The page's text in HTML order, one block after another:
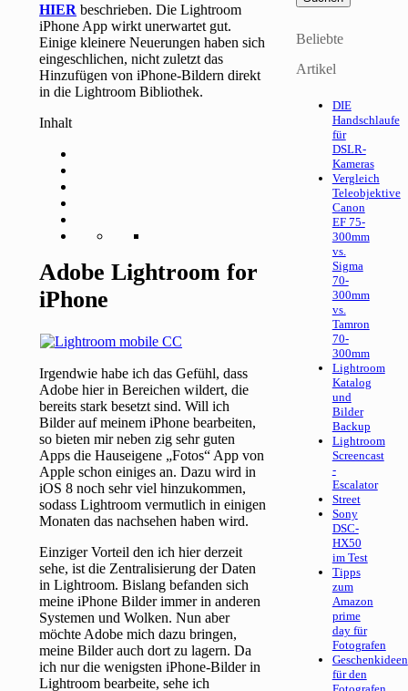
HIER beschrieben. Die Lightroom
iPhone App wirkt unerwartet gut.
Einige kleinere Neuerungen haben sich
eingeschlichen, nicht zuletzt das
Hinzufügen von iPhone-Bildern direkt
in die Lightroom Bibliothek.
Inhalt
Adobe Lightroom for
iPhone
Irgendwie habe ich das Gefühl, dass
Adobe hier in Bereichen wildert, die
bereits stark besetzt sind. Will ich
Bilder auf meinem iPhone bearbeiten,
so bieten mir neben zig sehr guten
Apps die Hauseigene „Fotos“ App von
Apple schon einiges an. Dazu wird in
iOS 8 noch sehr viel hinzukommen,
sodass Lightroom vermutlich in einigen
Monaten das nachsehen haben wird.
Einziger Vorteil den ich hier derzeit
sehe, ist die Zentralisierung der Daten
in Lightroom. Bislang befanden sich
meine iPhone Bilder immer in anderen
Systemen und Wolken. Nun aber
möchte Adobe mich dazu bringen,
meine Bilder auch dort zu lagern. Da
ich nur die wenigsten iPhone-Bilder in
Lightroom bearbeite, sehe ich
Beliebte
Artikel
DIE
Handschlaufe
für
DSLR-
Kameras
Vergleich
Teleobjektive
Canon
EF 75-
300mm
vs.
Sigma
70-
300mm
vs.
Tamron
70-
300mm
Lightroom
Katalog
und
Bilder
Backup
Lightroom
Screencast
-
Escalator
Street
Sony
DSC-
HX50
im Test
Tipps
zum
Amazon
prime
day für
Fotografen
Geschenkideen
für den